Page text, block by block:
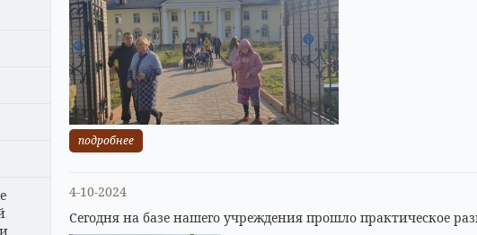
подробнее
4-10-2024
Сегодня на базе нашего учреждения прошло практическое